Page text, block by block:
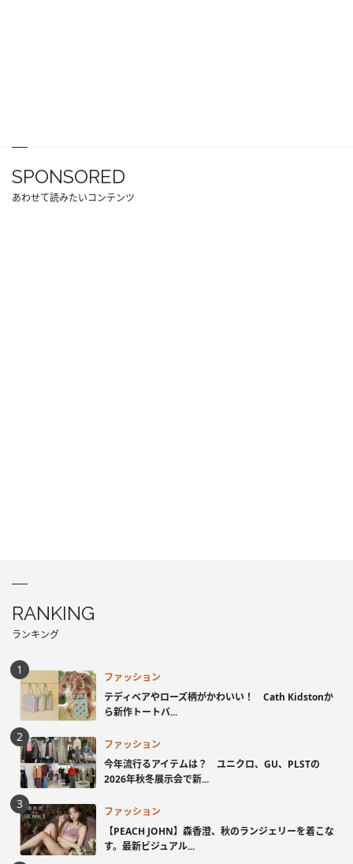
SPONSORED
あわせて読みたいコンテンツ
RANKING
ランキング
ファッション
テディベアやローズ柄がかわいい！ Cath Kidstonか
ら新作トートバ...
ファッション
今年流行るアイテムは？ ユニクロ、GU、PLSTの
2026年秋冬展示会で新...
ファッション
【PEACH JOHN】森香澄、秋のランジェリーを着こな
す。最新ビジュアル...